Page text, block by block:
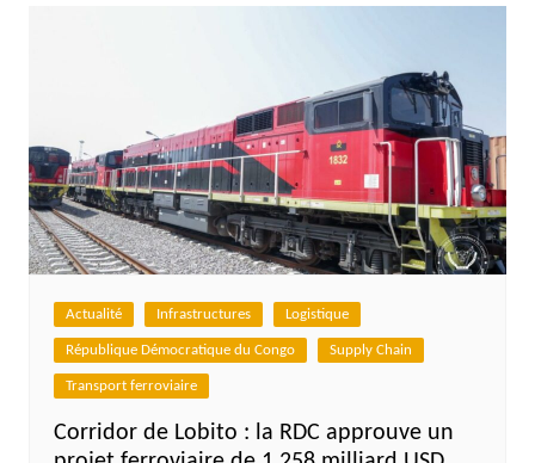
Actualité Infrastructures Logistique
République Démocratique du Congo Supply Chain
Transport ferroviaire
Corridor de Lobito : la RDC approuve un